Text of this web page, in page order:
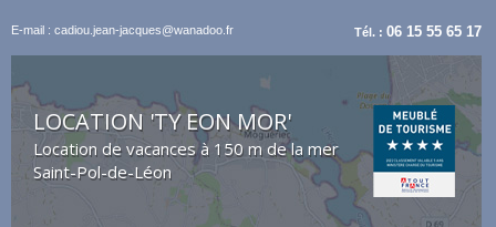
E-mail : cadiou.jean-jacques@wanadoo.fr Tél. :06 15 55 65 17
LOCATION 'TY EON MOR'
Location de vacances à 150 m de la mer
Saint-Pol-de-Léon